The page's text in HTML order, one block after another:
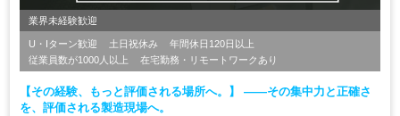
業界未経験歓迎
U・Iターン歓迎 土日祝休み
年間休日120日以上
従業員数が1000人以上
在宅勤務・リモートワークあり
【その経験、もっと評価される場所へ。】 ――その集中力と正確さ
を、評価される製造現場へ。